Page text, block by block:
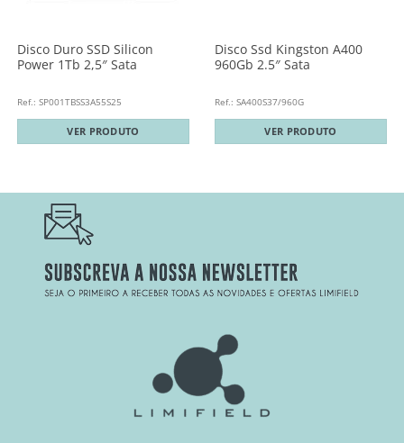
Disco Duro SSD Silicon
Power 1Tb 2,5″ Sata
Ref.: SP001TBSS3A55S25
VER PRODUTO
Disco Ssd Kingston A400
960Gb 2.5″ Sata
Ref.: SA400S37/960G
VER PRODUTO